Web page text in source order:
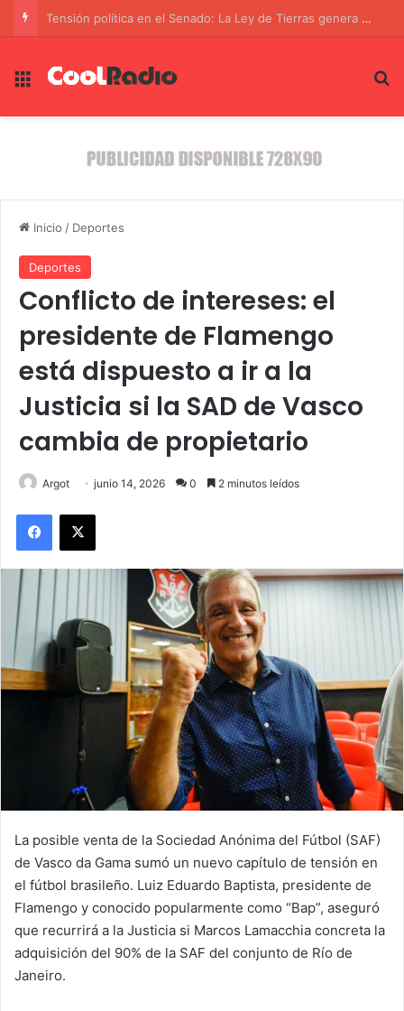
El Ataque Híbrido en el Aeropuerto de Leipzig: Un Dron con Explosivos Desafía la Seguridad Nacional Alemana
Menú
Inicio / Deportes
Deportes
Conflicto de intereses: el
presidente de Flamengo
está dispuesto a ir a la
Justicia si la SAD de Vasco
cambia de propietario
Argot junio 14, 2026 0 2 minutos leídos
Facebook
X
La posible venta de la Sociedad Anónima del Fútbol (SAF)
de Vasco da Gama sumó un nuevo capítulo de tensión en
el fútbol brasileño. Luiz Eduardo Baptista, presidente de
Flamengo y conocido popularmente como “Bap”, aseguró
que recurrirá a la Justicia si Marcos Lamacchia concreta la
adquisición del 90% de la SAF del conjunto de Río de
Janeiro.